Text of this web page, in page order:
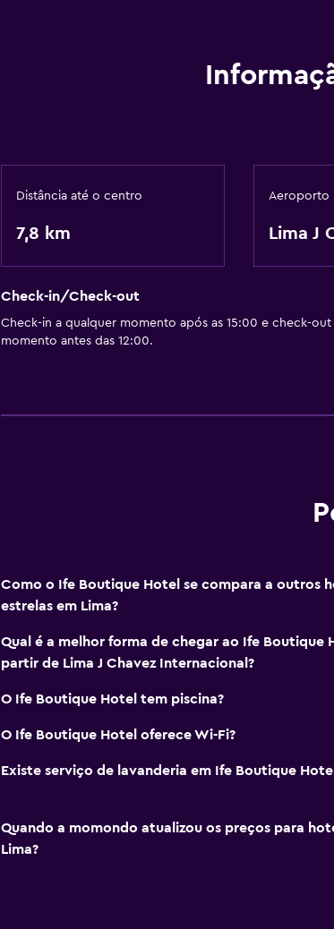
Distância até o centro
7,8 km
Aeroporto
Lima J
Check-in/Check-out
Check-in a qualquer momento após as 15:00 e check-out
momento antes das 12:00.
Como o Ife Boutique Hotel se compara a outros
estrelas em Lima?
Qual é a melhor forma de chegar ao Ife Boutique
partir de Lima J Chavez Internacional?
O Ife Boutique Hotel tem piscina?
O Ife Boutique Hotel oferece Wi-Fi?
Existe serviço de lavanderia em Ife Boutique
Quando a momondo atualizou os preços para
Lima?